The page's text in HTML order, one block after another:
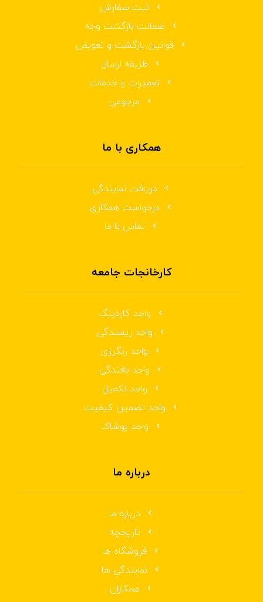
ثبت سفارش
ضمانت بازگشت وجه
قوانین بازگشت و تعویض
طریقه ارسال
تعمیرات و خدمات
مرجوعی
همکاری با ما
دریافت نمایندگی
درخواست همکاری
تماس با ما
کارخانجات جامعه
واحد کاردینگ
واحد ریسندگی
واحد رنگرزی
واحد بافندگی
واحد تکمیل
واحد تضمین کیفیت
واحد پوشاک
درباره ما
درباره ما
تاریخچه
فروشگاه ها
نمایندگی ها
همکاران